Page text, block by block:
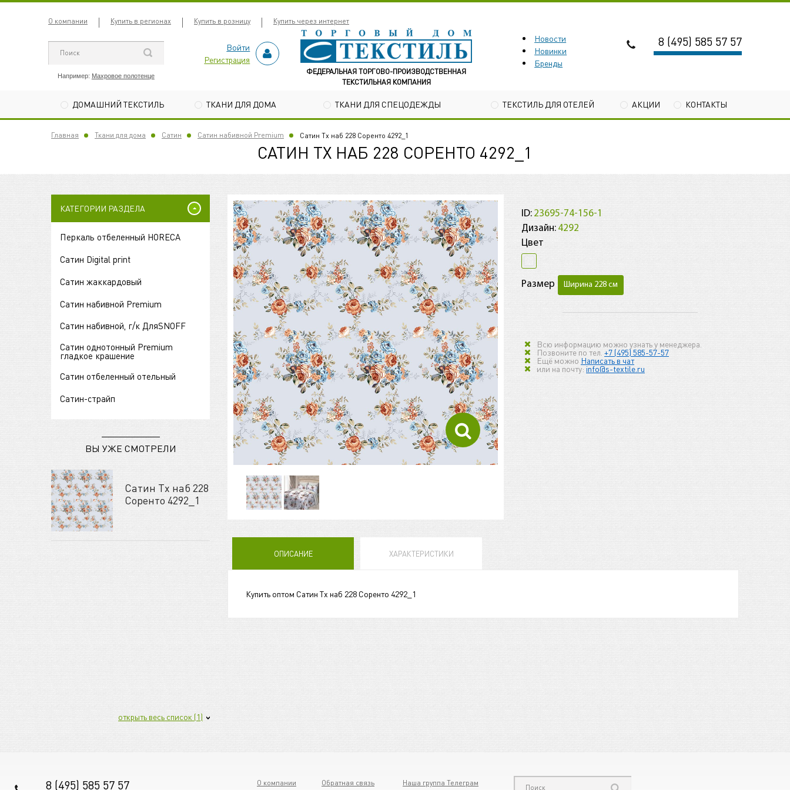
О компании Купить в регионах Купить в розницу Купить через интернет
Например: Махровое полотенце
Войти
Регистрация
ФЕДЕРАЛЬНАЯ ТОРГОВО-ПРОИЗВОДСТВЕННАЯ
ТЕКСТИЛЬНАЯ КОМПАНИЯ
Новости
Новинки
Бренды
8 (495) 585 57 57
ДОМАШНИЙ ТЕКСТИЛЬ ТКАНИ ДЛЯ ДОМА ТКАНИ ДЛЯ СПЕЦОДЕЖДЫ ТЕКСТИЛЬ ДЛЯ ОТЕЛЕЙ АКЦИИ КОНТАКТЫ
Главная Ткани для дома Сатин Сатин набивной Premium Сатин Tх наб 228 Соренто 4292_1
САТИН TХ НАБ 228 СОРЕНТО 4292_1
КАТЕГОРИИ РАЗДЕЛА
Перкаль отбеленный HORECA
Сатин Digital print
Сатин жаккардовый
Сатин набивной Premium
Сатин набивной, г/к ДляSNOFF
Сатин однотонный Premium
гладкое крашение
Сатин отбеленный отельный
Сатин-страйп
ВЫ УЖЕ СМОТРЕЛИ
Сатин Tх наб 228
Соренто 4292_1
открыть весь список (1)
ID: 23695-74-156-1
Дизайн: 4292
Цвет
Размер Ширина 228 см
Всю информацию можно узнать у менеджера.
Позвоните по тел. +7 (495) 585-57-57
Ещё можно Написать в чат
или на почту: info@s-textile.ru
ОПИСАНИЕ ХАРАКТЕРИСТИКИ
Купить оптом Сатин Tх наб 228 Соренто 4292_1
8 (495) 585 57 57 О компании Обратная связь Наша группа Телеграм